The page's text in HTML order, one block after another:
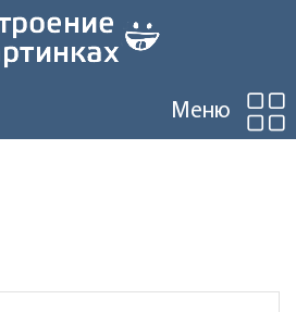
Меню